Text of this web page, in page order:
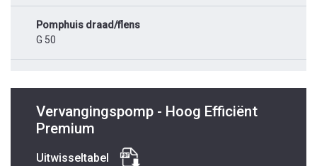
Pomphuis draad/flens
G 50
Vervangingspomp - Hoog Efficiënt
Premium
Uitwisseltabel